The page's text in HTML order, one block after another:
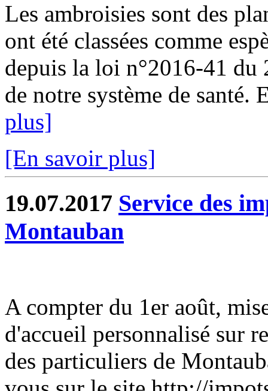
Les ambroisies sont des
ont été classées comme
depuis la loi n°2016-41
de notre système de santé.
plus]
[En savoir plus]
19.07.2017 Service des
Montauban
A compter du 1er août,
d'accueil personnalisé sur
des particuliers de